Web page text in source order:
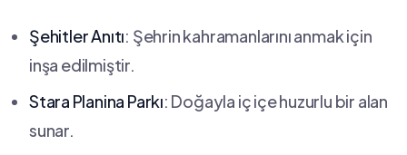
Şehitler‌ Anıtı: Şehrin kahramanlarını anmak için
inşa edilmiştir.
Stara⁣ Planina Parkı:⁤ Doğayla ‍iç⁣ içe ‌huzurlu bir alan
sunar.